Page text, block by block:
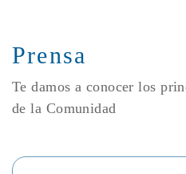
Prensa
Te damos a conocer los
de la Comunidad